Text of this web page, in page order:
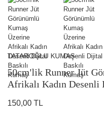
TATAROĞLU KUMAŞ
50cm'lik Runner Jüt
Afrikalı Kadın Desenli
150,00 TL